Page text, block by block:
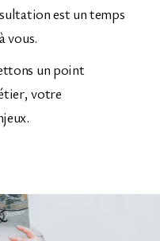
est un temps
vous.
un point
votre